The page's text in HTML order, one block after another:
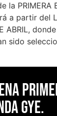
la PRIMERA
a partir del
ABRIL,
sido
Gye.